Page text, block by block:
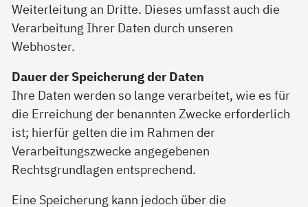
Weiterleitung an Dritte. Dieses umfasst auch die
Verarbeitung Ihrer Daten durch unseren
Webhoster.
Dauer der Speicherung der Daten
Ihre Daten werden so lange verarbeitet, wie es für
die Erreichung der benannten Zwecke erforderlich
ist; hierfür gelten die im Rahmen der
Verarbeitungszwecke angegebenen
Rechtsgrundlagen entsprechend.
Eine Speicherung kann jedoch über die